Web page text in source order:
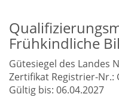
Frühkindliche
Gütesiegel des Landes
Zertifikat Registrier-Nr.:
Gültig bis: 06.04.2027